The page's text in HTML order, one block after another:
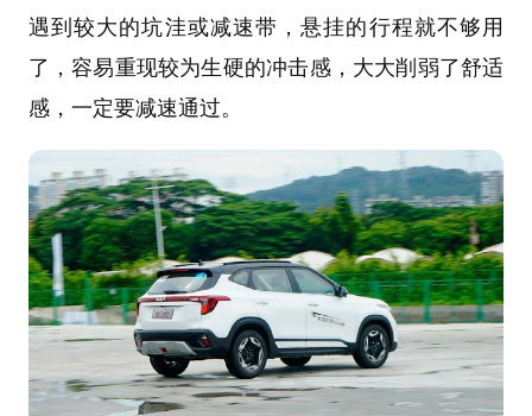
遇到较大的坑洼或减速带，悬挂的行程就不够用
了，容易重现较为生硬的冲击感，大大削弱了舒适
感，一定要减速通过。